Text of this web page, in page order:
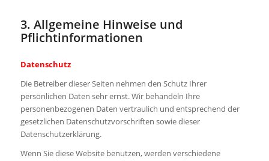
3. Allgemeine Hinweise und
Pflichtinformationen
Datenschutz
Die Betreiber dieser Seiten nehmen den Schutz Ihrer
persönlichen Daten sehr ernst. Wir behandeln Ihre
personenbezogenen Daten vertraulich und entsprechend der
gesetzlichen Datenschutzvorschriften sowie dieser
Datenschutzerklärung.
Wenn Sie diese Website benutzen, werden verschiedene